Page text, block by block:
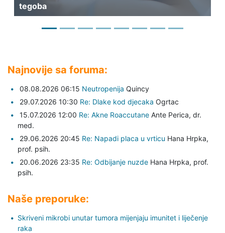
tegoba
Najnovije sa foruma:
08.08.2026 06:15 Neutropenija Quincy
29.07.2026 10:30 Re: Dlake kod djecaka Ogrtac
15.07.2026 12:00 Re: Akne Roaccutane Ante Perica, dr.
med.
29.06.2026 20:45 Re: Napadi placa u vrticu Hana Hrpka,
prof. psih.
20.06.2026 23:35 Re: Odbijanje nuzde Hana Hrpka, prof.
psih.
Naše preporuke:
Skriveni mikrobi unutar tumora mijenjaju imunitet i liječenje
raka